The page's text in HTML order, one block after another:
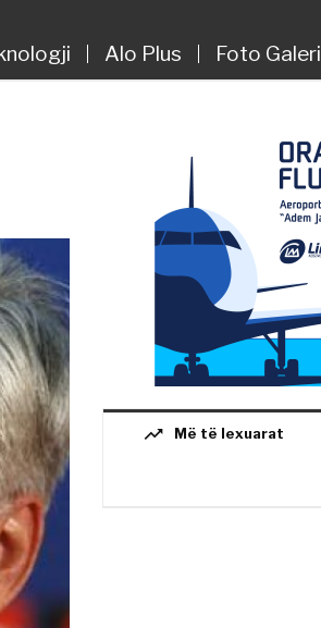
Alo Plus Foto Galeri
trending_up Më të lexuarat